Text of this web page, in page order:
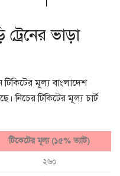
ভাড়া
মূল্য বাংলাদেশ
নিচের টিকিটের মূল্য চার্ট
টিকেটের মূল্য (১৫% ভ্যাট)
২৬০